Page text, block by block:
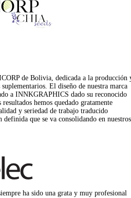
de Bolivia, dedicada a la producción
El diseño de nuestra marca
a INNKGRAPHICS dado su reconocido
hemos quedado gratamente
y seriedad de trabajo traducido
que se va consolidando en nuestros
ha sido una grata y muy profesional